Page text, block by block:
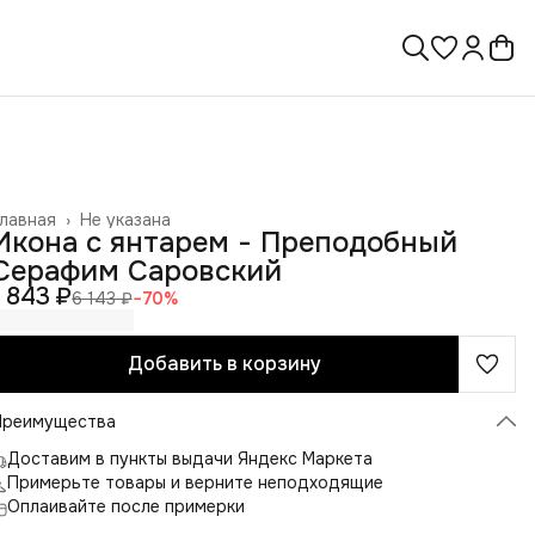
Не указана
›
с янтарем - Преподобный
Саровский
843 ₽6 143 ₽−70%
Добавить в корзину
Доставим в пункты выдачи Яндекс Маркета
Примерьте товары и верните неподходящие
Оплаивайте после примерки